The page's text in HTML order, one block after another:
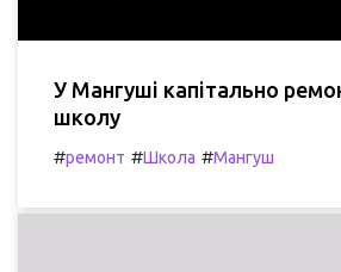
У Мангуші капітально
школу
#ремонт #Школа #Мангуш